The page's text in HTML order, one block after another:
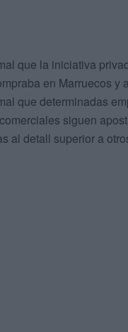
que la iniciativa
en Marruecos y
que determinadas
siguen
al detall superior a